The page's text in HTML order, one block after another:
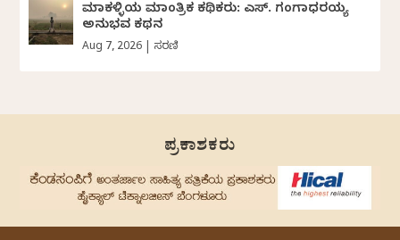
ಮಾಕಳ್ಳಿಯ ಮಾಂತ್ರಿಕ ಕಥಿಕರು: ಎಸ್. ಗಂಗಾಧರಯ್ಯ
ಅನುಭವ ಕಥನ
Aug 7, 2026 ಸರಣಿ
ಪ್ರಕಾಶಕರು